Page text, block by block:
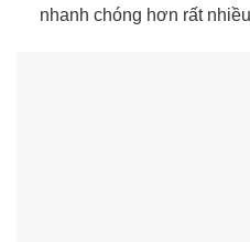
nhanh chóng hơn rất